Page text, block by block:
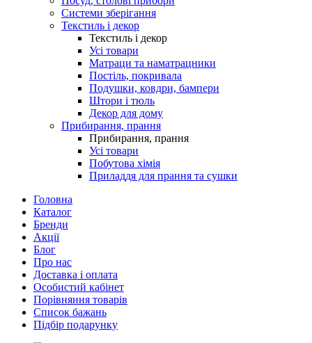
Системи зберігання
Текстиль і декор
Текстиль і декор
Усі товари
Матраци та наматрацники
Постіль, покривала
Подушки, ковдри, бампери
Штори і тюль
Декор для дому
Прибирання, прання
Прибирання, прання
Усі товари
Побутова хімія
Приладдя для прання та сушки
Головна
Каталог
Бренди
Акції
Блог
Про нас
Доставка і оплата
Особистий кабінет
Порівняння товарів
Список бажань
Підбір подарунку